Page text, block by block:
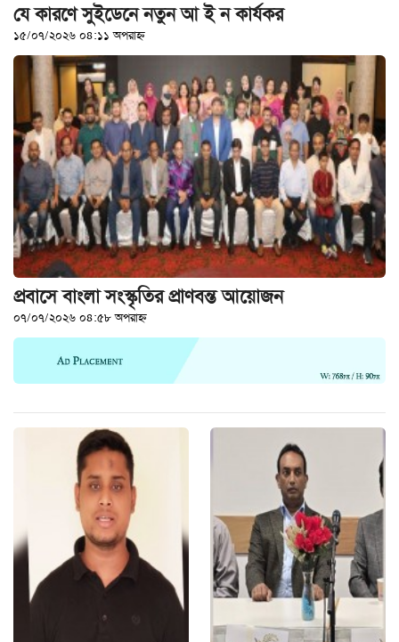
গণমাধ্যম
খেলাধুলা
বিনোদন
এক্সক্লুসিভ
শিক্ষাঙ্গন
অর্থনীতি
মতামত
অন্যান্য
লাইফস্টাইল
যে কারণে সুইডেনে নতুন আ ই ন কার্যকর
১৫/০৭/২০২৬ ০৪:১১ অপরাহ্ন
প্রবাসে বাংলা সংস্কৃতির প্রাণবন্ত আয়োজন
০৭/০৭/২০২৬ ০৪:৫৮ অপরাহ্ন